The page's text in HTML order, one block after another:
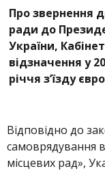
Про звернення
ради до
України,
відзначення у
річчя з’їзду
Відповідно до
самоврядування в
місцевих рад»,